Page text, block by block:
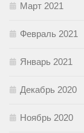
Март 2021
Февраль 2021
Январь 2021
Декабрь 2020
Ноябрь 2020